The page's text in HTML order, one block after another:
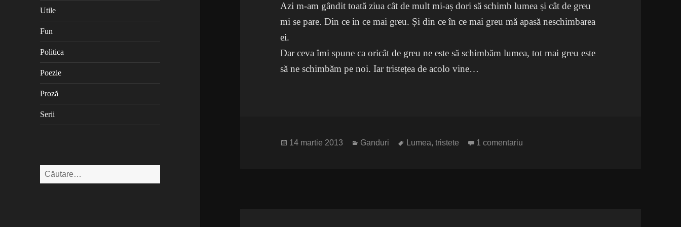
Utile
Fun
Politica
Poezie
Proză
Serii
Caută
după:
Azi m-am gândit toată ziua cât de mult mi-aș dori să schimb lumea și cât de greu
mi se pare. Din ce in ce mai greu. Și din ce în ce mai greu mă apasă neschimbarea
ei.
Dar ceva îmi spune ca oricât de greu ne este să schimbăm lumea, tot mai greu este
să ne schimbăm pe noi. Iar tristețea de acolo vine…
Publicat
14 martie 2013 Categorii
Ganduri Etichete
Lumea,tristete 1 comentariu